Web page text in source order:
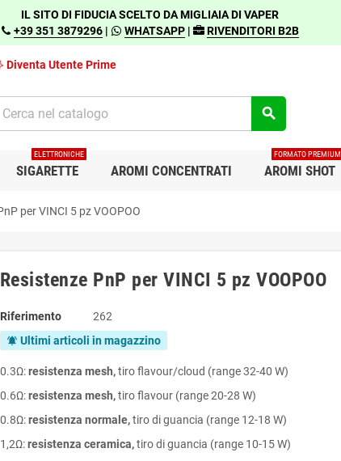
IL SITO DI FIDUCIA SCELTO DA MIGLIAIA DI VAPER
+39 351 3879296 | WHATSAPP | RIVENDITORI B2B
Diventa Utente Prime
search
SIGARETTE
ELETTRONICHE
AROMI CONCENTRATI AROMI SHOT
FORMATO PREMIUM
per VINCI 5 pz VOOPOO
Resistenze PnP per VINCI 5 pz VOOPOO
Riferimento 262
notifications_active Ultimi articoli in magazzino
0.3Ω:resistenza mesh,tiro flavour/cloud (range 32-40 W)
0.6Ω:resistenza mesh,tiro flavour (range 20-28 W)
0.8Ω:resistenza normale,tiro di guancia (range 12-18 W)
1,2Ω:resistenza ceramica,tiro di guancia (range 10-15 W)